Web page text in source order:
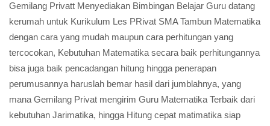
Gemilang Privatt Menyediakan Bimbingan Belajar Guru datang
kerumah untuk Kurikulum Les PRivat SMA Tambun Matematika
dengan cara yang mudah maupun cara perhitungan yang
tercocokan, Kebutuhan Matematika secara baik perhitungannya
bisa juga baik pencadangan hitung hingga penerapan
perumusannya haruslah bemar hasil dari jumblahnya, yang
mana Gemilang Privat mengirim Guru Matematika Terbaik dari
kebutuhan Jarimatika, hingga Hitung cepat matimatika siap